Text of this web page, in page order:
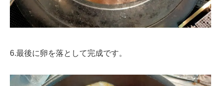
6.最後に卵を落として完成です。